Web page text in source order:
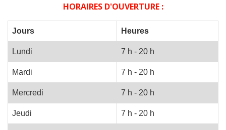
HORAIRES D'OUVERTURE :
Jours Heures
Lundi 7 h - 20 h
Mardi 7 h - 20 h
Mercredi 7 h - 20 h
Jeudi 7 h - 20 h